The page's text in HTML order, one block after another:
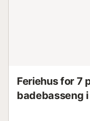
Feriehus for 7
badebasseng